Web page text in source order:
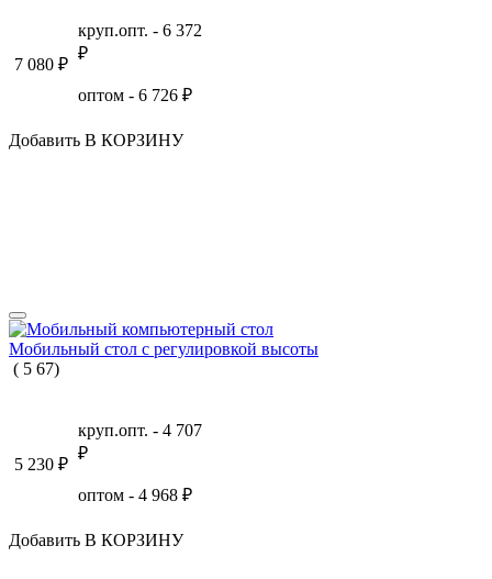
7 080 ₽
круп.опт. - 6 372
₽
оптом - 6 726 ₽
Добавить В КОРЗИНУ
Мобильный стол с регулировкой высоты
( 5 67)
5 230 ₽
круп.опт. - 4 707
₽
оптом - 4 968 ₽
Добавить В КОРЗИНУ